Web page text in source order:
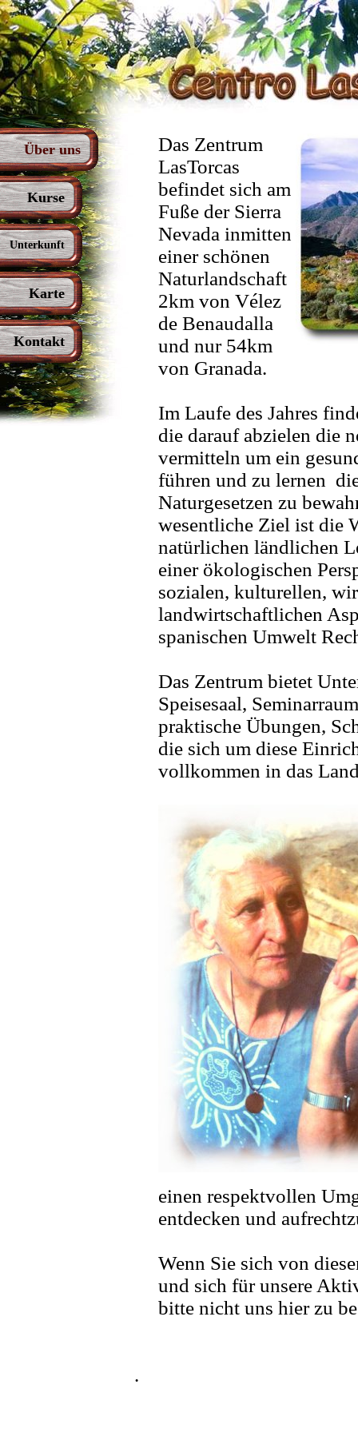
Über uns
Kurse
Unterkunft
Karte
Kontakt
Das Zentrum
LasTorcas
befindet sich am
Fuße der Sierra
Nevada inmitten
einer schönen
Naturlandschaft
2km von Vélez
de Benaudalla
und nur 54km
von Granada.
Im Laufe des Jahres
die darauf abzielen die
vermitteln um ein
führen und zu lernen
Naturgesetzen zu
wesentliche Ziel ist die
natürlichen ländlichen
einer ökologischen
sozialen, kulturellen,
landwirtschaftlichen
spanischen Umwelt
Das Zentrum bietet
Speisesaal,
praktische Übungen,
die sich um diese
vollkommen in das
einen respektvollen
entdecken und
Wenn Sie sich von
und sich für unsere
bitte nicht uns hier zu
.